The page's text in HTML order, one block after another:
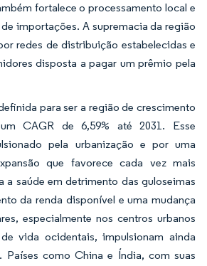
fortalece o processamento local e
importações. A supremacia da região
redes de distribuição estabelecidas e
disposta a pagar um prêmio pela
para ser a região de crescimento
CAGR de 6,59% até 2031. Esse
pela urbanização e por uma
que favorece cada vez mais
a saúde em detrimento das guloseimas
da renda disponível e uma mudança
especialmente nos centros urbanos
vida ocidentais, impulsionam ainda
Países como China e Índia, com suas